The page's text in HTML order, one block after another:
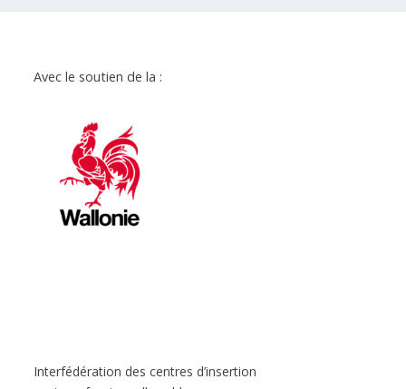
Avec le soutien de la :
Interfédération des centres d’insertion